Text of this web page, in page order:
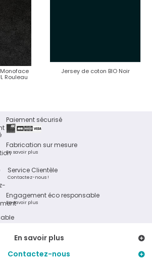
Rouleau
Jersey de coton BIO Noir
Paiement sécurisé
Fabrication sur mesure
En savoir plus
Service Clientèle
Contactez-nous !
Engagement éco responsable
En savoir plus
En savoir plus
Contactez-nous